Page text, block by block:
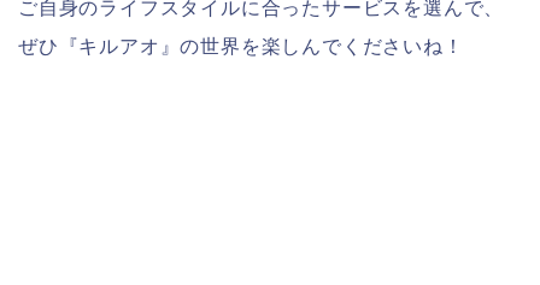
ご自身のライフスタイルに合ったサービスを選んで、
ぜひ『キルアオ』の世界を楽しんでくださいね！